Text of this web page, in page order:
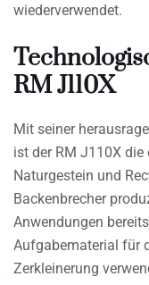
wiederverwendet.
RM J110X
Mit seiner
ist der RM J110X
Naturgestein und
Backenbrecher
Anwendungen
Aufgabematerial für
Zerkleinerung